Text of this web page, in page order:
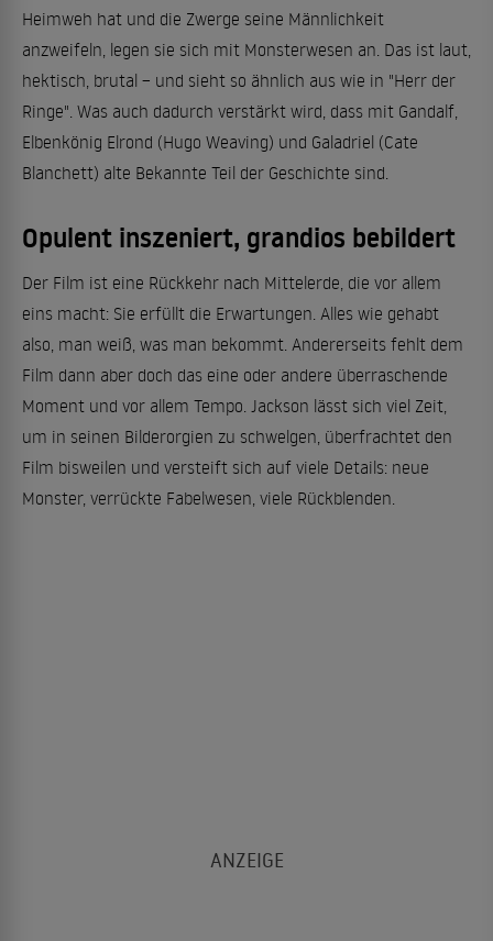
Heimweh hat und die Zwerge seine Männlichkeit
anzweifeln, legen sie sich mit Monsterwesen an. Das ist laut,
hektisch, brutal – und sieht so ähnlich aus wie in "Herr der
Ringe". Was auch dadurch verstärkt wird, dass mit Gandalf,
Elbenkönig Elrond (Hugo Weaving) und Galadriel (Cate
Blanchett) alte Bekannte Teil der Geschichte sind.
Opulent inszeniert, grandios bebildert
Der Film ist eine Rückkehr nach Mittelerde, die vor allem
eins macht: Sie erfüllt die Erwartungen. Alles wie gehabt
also, man weiß, was man bekommt. Andererseits fehlt dem
Film dann aber doch das eine oder andere überraschende
Moment und vor allem Tempo. Jackson lässt sich viel Zeit,
um in seinen Bilderorgien zu schwelgen, überfrachtet den
Film bisweilen und versteift sich auf viele Details: neue
Monster, verrückte Fabelwesen, viele Rückblenden.